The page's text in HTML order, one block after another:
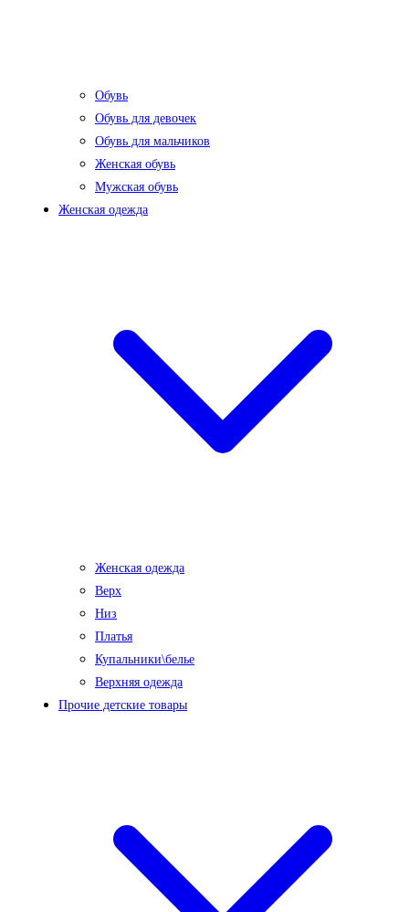
Обувь
Обувь для девочек
Обувь для мальчиков
Женская обувь
Мужская обувь
Женская одежда
Женская одежда
Верх
Низ
Платья
Купальники\белье
Верхняя одежда
Прочие детские товары